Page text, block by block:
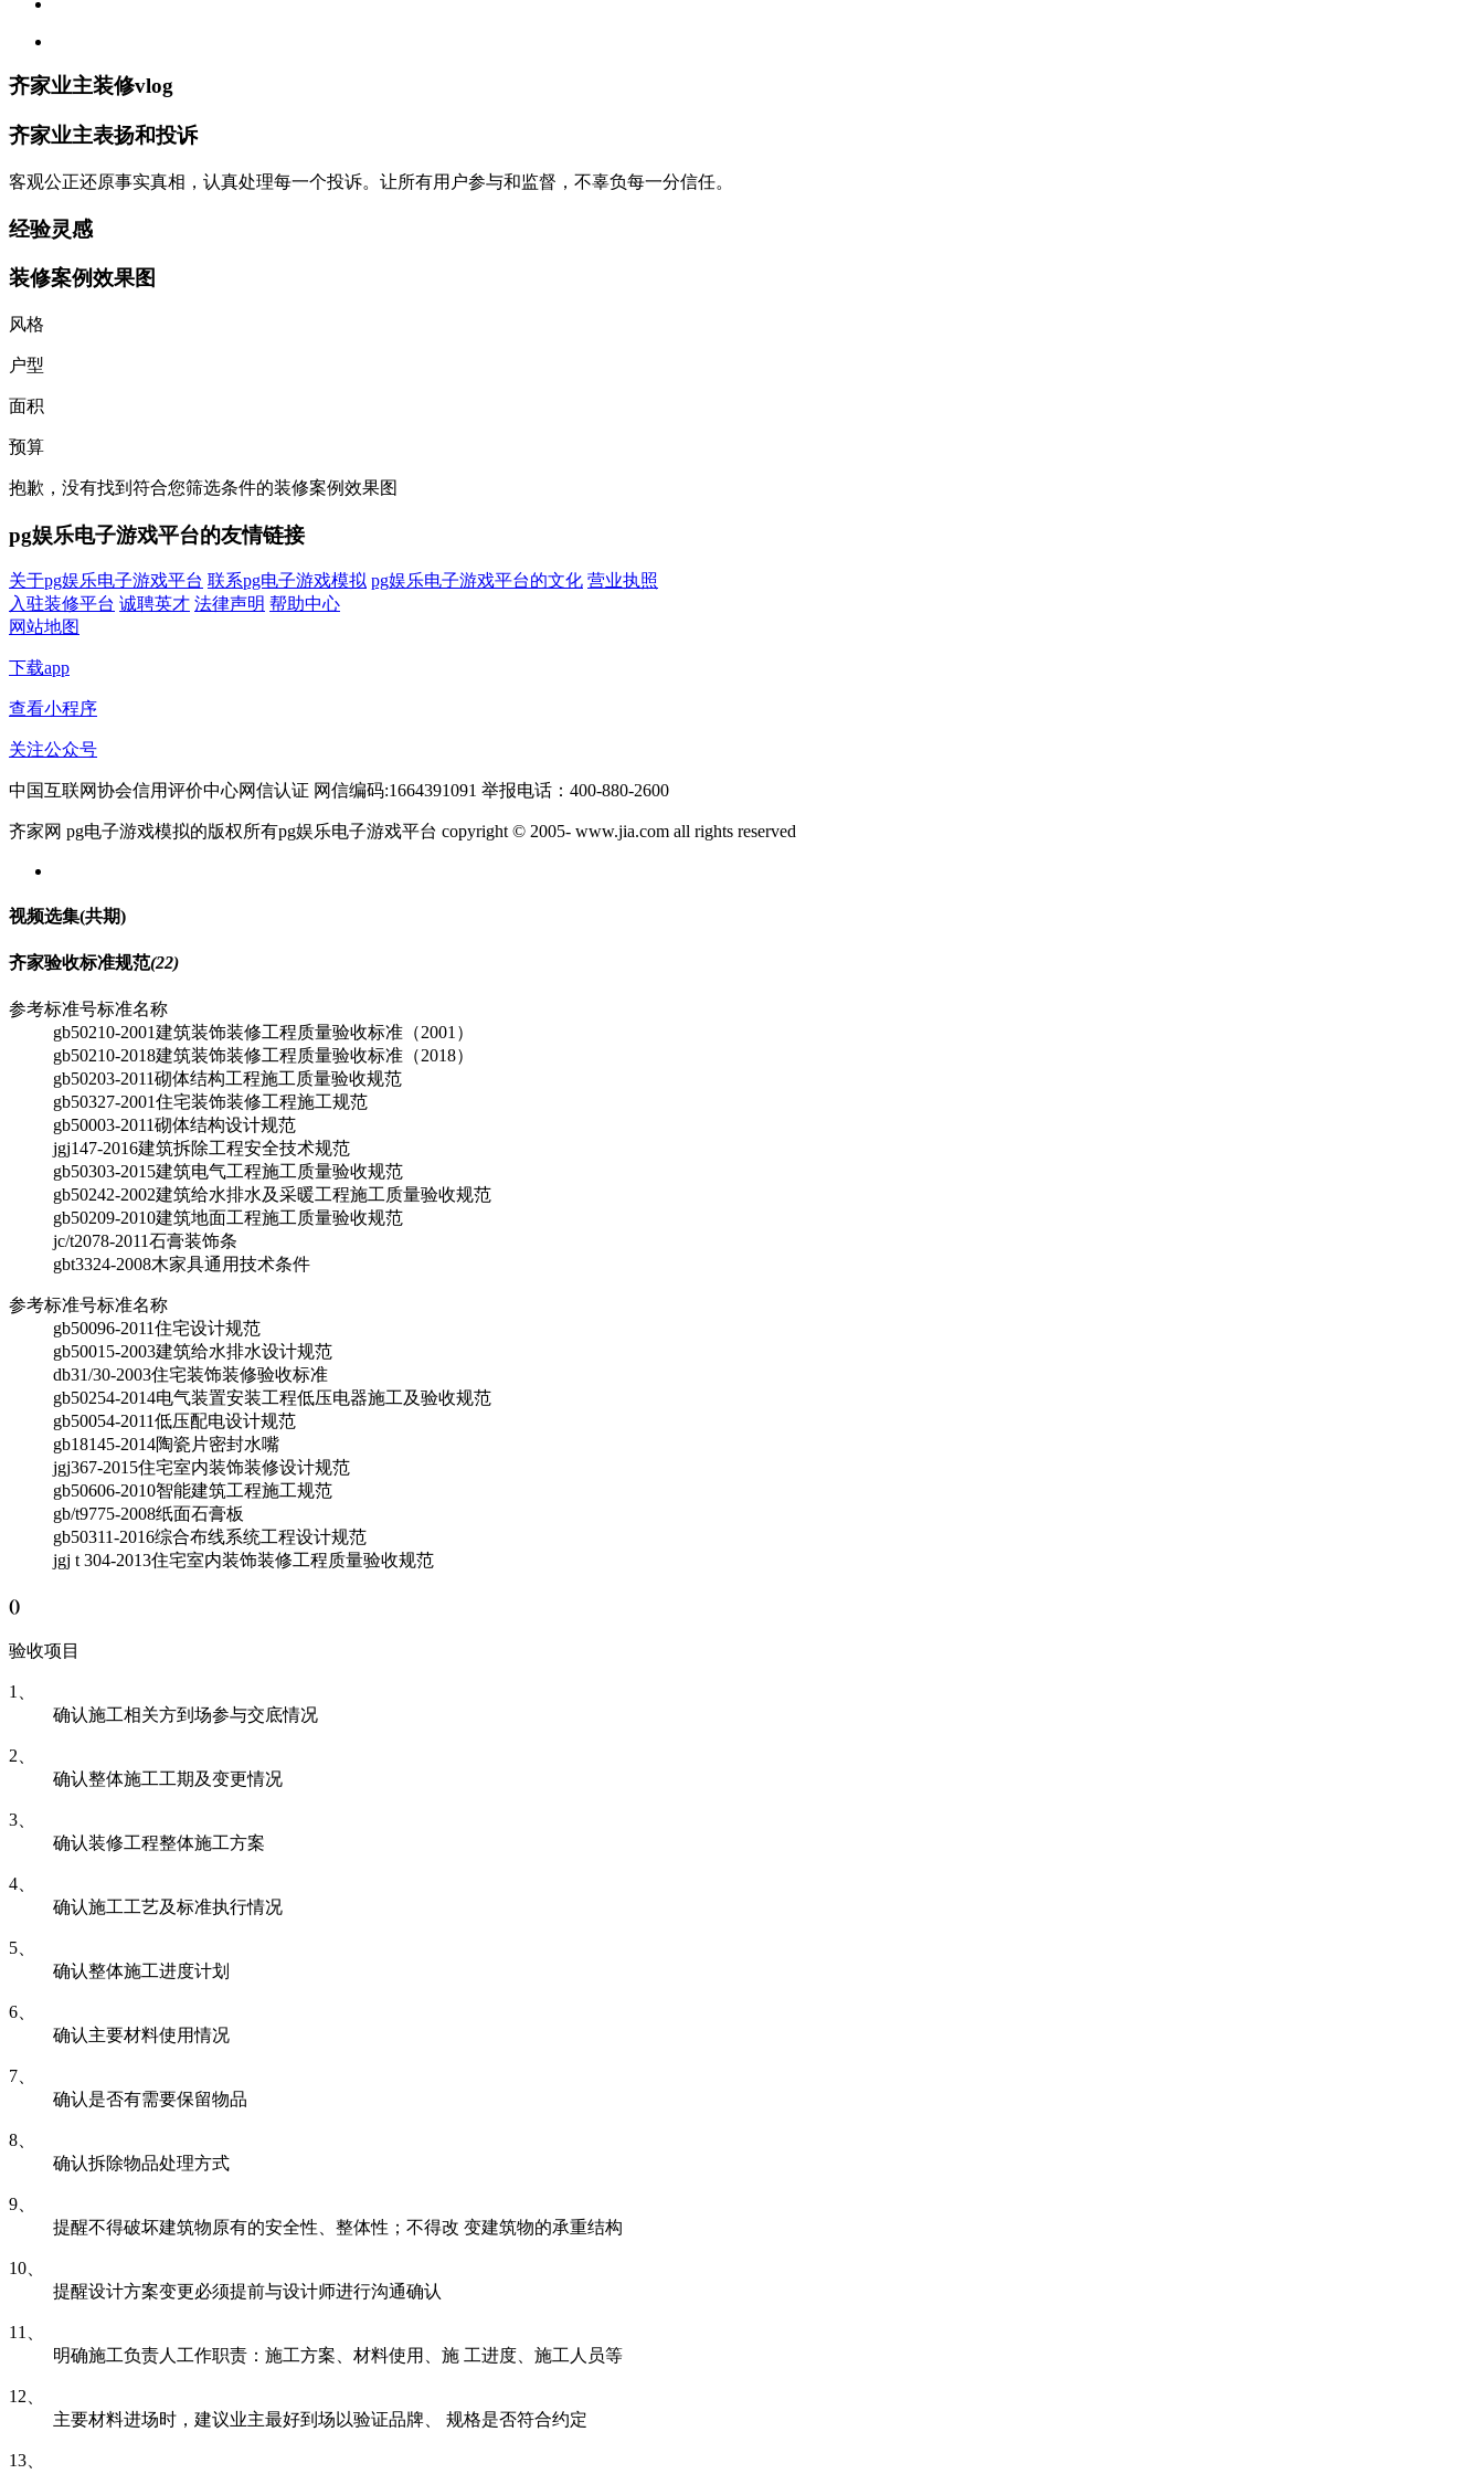
齐家业主装修vlog
齐家业主表扬和投诉
客观公正还原事实真相，认真处理每一个投诉。让所有用户参与和监督，不辜负每一分信任。
经验灵感
装修案例效果图
风格
户型
面积
预算
抱歉，没有找到符合您筛选条件的装修案例效果图
pg娱乐电子游戏平台的友情链接
关于pg娱乐电子游戏平台 联系pg电子游戏模拟 pg娱乐电子游戏平台的文化 营业执照
入驻装修平台 诚聘英才 法律声明 帮助中心
网站地图
下载app
查看小程序
关注公众号
中国互联网协会信用评价中心网信认证 网信编码:1664391091 举报电话：400-880-2600
齐家网 pg电子游戏模拟的版权所有pg娱乐电子游戏平台 copyright © 2005- www.jia.com all rights reserved
视频选集(共期)
齐家验收标准规范(22)
参考标准号标准名称
gb50210-2001建筑装饰装修工程质量验收标准（2001）
gb50210-2018建筑装饰装修工程质量验收标准（2018）
gb50203-2011砌体结构工程施工质量验收规范
gb50327-2001住宅装饰装修工程施工规范
gb50003-2011砌体结构设计规范
jgj147-2016建筑拆除工程安全技术规范
gb50303-2015建筑电气工程施工质量验收规范
gb50242-2002建筑给水排水及采暖工程施工质量验收规范
gb50209-2010建筑地面工程施工质量验收规范
jc/t2078-2011石膏装饰条
gbt3324-2008木家具通用技术条件
参考标准号标准名称
gb50096-2011住宅设计规范
gb50015-2003建筑给水排水设计规范
db31/30-2003住宅装饰装修验收标准
gb50254-2014电气装置安装工程低压电器施工及验收规范
gb50054-2011低压配电设计规范
gb18145-2014陶瓷片密封水嘴
jgj367-2015住宅室内装饰装修设计规范
gb50606-2010智能建筑工程施工规范
gb/t9775-2008纸面石膏板
gb50311-2016综合布线系统工程设计规范
jgj t 304-2013住宅室内装饰装修工程质量验收规范
()
验收项目
1、
确认施工相关方到场参与交底情况
2、
确认整体施工工期及变更情况
3、
确认装修工程整体施工方案
4、
确认施工工艺及标准执行情况
5、
确认整体施工进度计划
6、
确认主要材料使用情况
7、
确认是否有需要保留物品
8、
确认拆除物品处理方式
9、
提醒不得破坏建筑物原有的安全性、整体性；不得改 变建筑物的承重结构
10、
提醒设计方案变更必须提前与设计师进行沟通确认
11、
明确施工负责人工作职责：施工方案、材料使用、施 工进度、施工人员等
12、
主要材料进场时，建议业主最好到场以验证品牌、 规格是否符合约定
13、